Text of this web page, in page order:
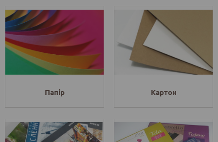
Папір Картон